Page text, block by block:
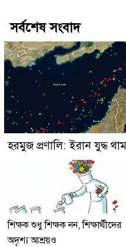
সর্বশেষ সংবাদ
হরমুজ প্রণালি: ইরান যুদ্ধ
শিক্ষক শুধু শিক্ষক নন, শিক্ষার্থীদের
অদৃশ্য আশ্রয়ও